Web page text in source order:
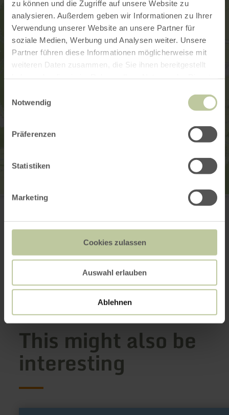
zu können und die Zugriffe auf unsere Website zu
analysieren. Außerdem geben wir Informationen zu Ihrer
Verwendung unserer Website an unsere Partner für
soziale Medien, Werbung und Analysen weiter. Unsere
Partner führen diese Informationen möglicherweise mit
weiteren Daten zusammen, die Sie ihnen bereitgestellt
Notwendig
Präferenzen
Statistiken
Marketing
Cookies zulassen
Auswahl erlauben
Ablehnen
Bäckerei-Konditorei
00492656 394
Website
This might also be
interesting